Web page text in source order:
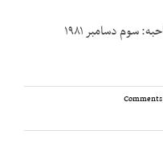
روایت‌کننده: دکتر علی امینی تاریخ مصاحبه: سوم دسامبر ۱۹۸۱